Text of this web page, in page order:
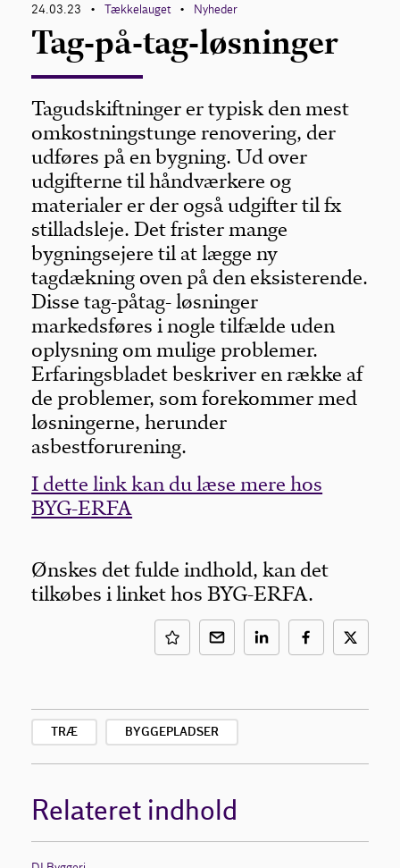
Kontakt
24.03.23 • Tækkelauget • Nyheder
Tag-på-tag-løsninger
Tagudskiftninger er typisk den mest
omkostningstunge renovering, der
udføres på en bygning. Ud over
udgifterne til håndværkere og
materialer er der også udgifter til fx
stilladsleje. Det frister mange
bygningsejere til at lægge ny
tagdækning oven på den eksisterende.
Disse tag-påtag- løsninger
markedsføres i nogle tilfælde uden
oplysning om mulige problemer.
Erfaringsbladet beskriver en række af
de problemer, som forekommer med
løsningerne, herunder
asbestforurening.
I dette link kan du læse mere hos
BYG-ERFA
Ønskes det fulde indhold, kan det
tilkøbes i linket hos BYG-ERFA.
TRÆ BYGGEPLADSER
Relateret indhold